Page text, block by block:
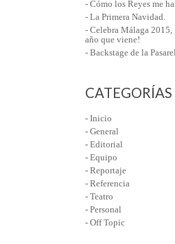
- Cómo los Reyes me
- La Primera Navidad.
- Celebra Málaga 2015,
año que viene!
- Backstage de la
CATEGORÍAS
- Inicio
- General
- Editorial
- Equipo
- Reportaje
- Referencia
- Teatro
- Personal
- Off Topic